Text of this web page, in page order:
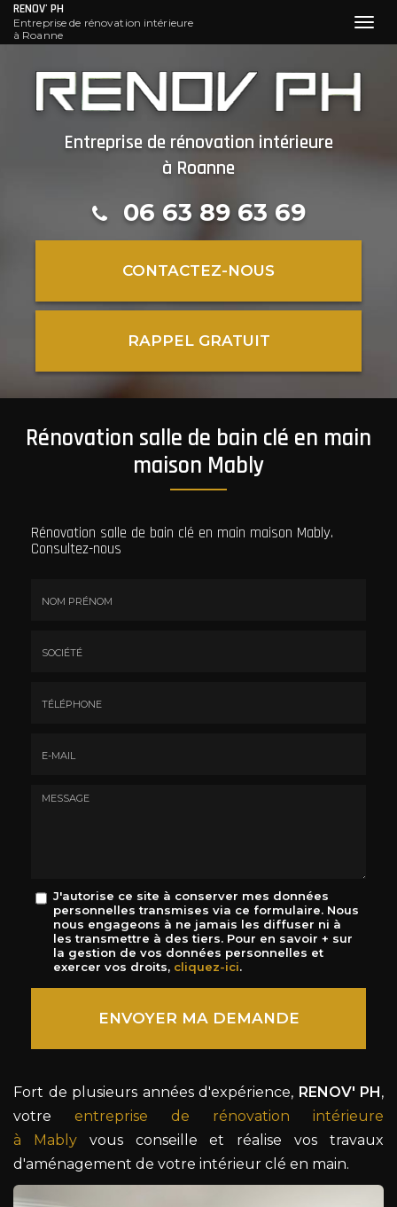
contenu
RENOV' PH
Entreprise de rénovation intérieure
à Roanne
Entreprise de rénovation intérieure
à Roanne
06 63 89 63 69
CONTACTEZ-NOUS
RAPPEL GRATUIT
Rénovation salle de bain clé en main
maison Mably
Rénovation salle de bain clé en main maison Mably.
Consultez-nous
Message
J'autorise ce site à conserver mes données
personnelles transmises via ce formulaire. Nous
nous engageons à ne jamais les diffuser ni à
les transmettre à des tiers. Pour en savoir + sur
la gestion de vos données personnelles et
exercer vos droits, cliquez-ici.
Acceptation
ENVOYER MA DEMANDE
Fort de plusieurs années d'expérience, RENOV' PH ,
votre entreprise de rénovation intérieure
à Mablyvous conseille et réalise vos travaux
d'aménagement de votre intérieur clé en main.